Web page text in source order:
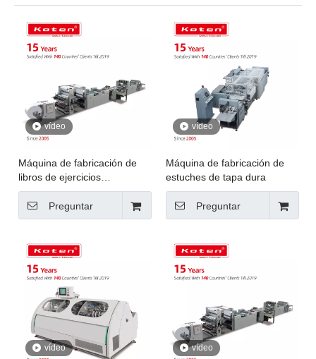
vídeo
Máquina de fabricación de
libros de ejercicios
totalmente automáticos para
estudiantes de escuela
Preguntar
vídeo
Máquina de fabricación de
estuches de tapa dura
Preguntar
vídeo vídeo